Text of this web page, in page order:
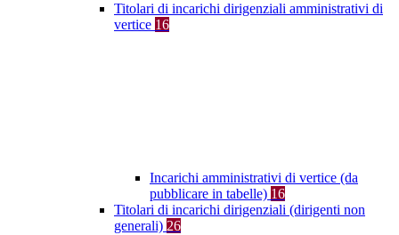
Titolari di incarichi dirigenziali amministrativi di
vertice 16
Incarichi amministrativi di vertice (da
pubblicare in tabelle) 16
Titolari di incarichi dirigenziali (dirigenti non
generali) 26